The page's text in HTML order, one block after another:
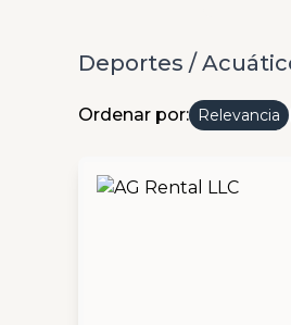
Deportes /
Ordenar por: Relevancia